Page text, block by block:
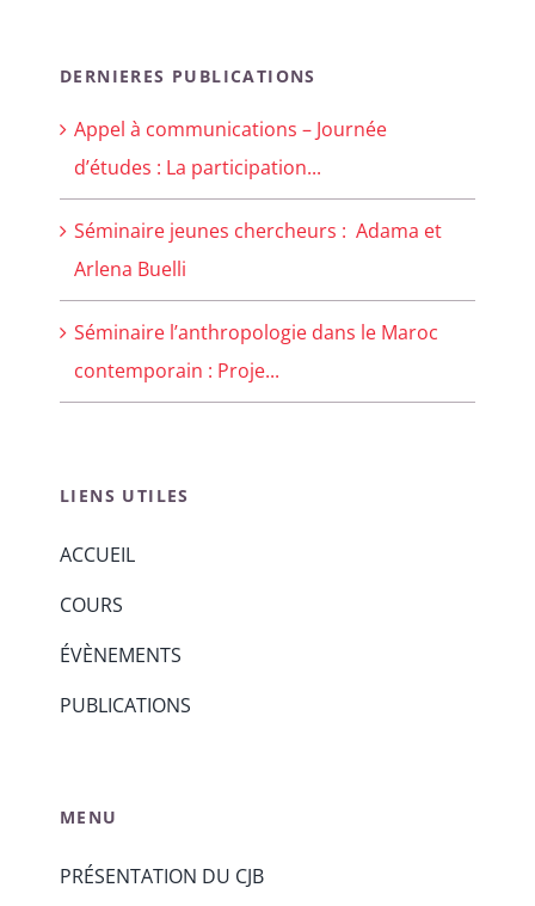
DERNIERES PUBLICATIONS
Appel à communications – Journée
d’études : La participation...
Séminaire jeunes chercheurs : Adama et
Arlena Buelli
Séminaire l’anthropologie dans le Maroc
contemporain : Proje...
LIENS UTILES
ACCUEIL
COURS
ÉVÈNEMENTS
PUBLICATIONS
MENU
PRÉSENTATION DU CJB